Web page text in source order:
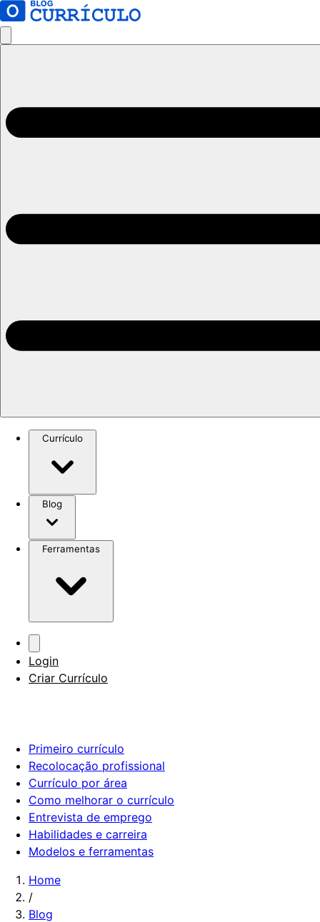
Currículo
Blog
Ferramentas
Login
Criar Currículo
Primeiro currículo
Recolocação profissional
Currículo por área
Como melhorar o currículo
Entrevista de emprego
Habilidades e carreira
Modelos e ferramentas
Home
/
Blog